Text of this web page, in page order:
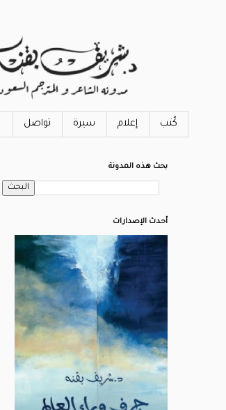
كُتب إعلام سيرة تواصل
بحث هذه المدونة
أحدث الإصدارات